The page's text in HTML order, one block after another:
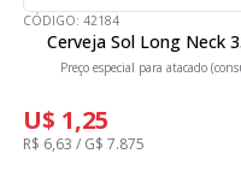
CÓDIGO: 42184
Cerveja Sol Long Neck
Preço especial para atacado
U$ 1,25
R$ 6,63 / G$ 7.875